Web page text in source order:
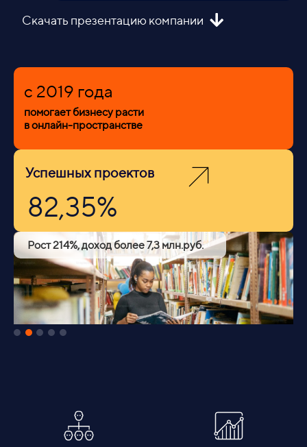
Скачать презентацию компании
c 2019 года
помогает бизнесу расти
в онлайн-пространстве
82,35%
Успешных проектов
Рост 214%, доход более 7,3 млн.руб.